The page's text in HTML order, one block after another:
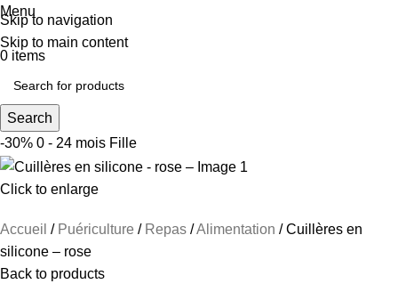
Skip to navigation
Skip to main content
Menu
0 items
Search
-30% 0 - 24 mois Fille
Click to enlarge
Accueil Puériculture Repas Alimentation
Cuillères en
silicone – rose
Back to products